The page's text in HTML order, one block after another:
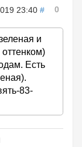
23:40 # 0
и
Есть
83-